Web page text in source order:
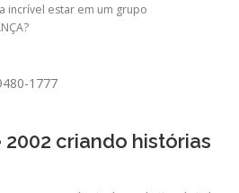
incrível estar em um grupo
1777
criando histórias